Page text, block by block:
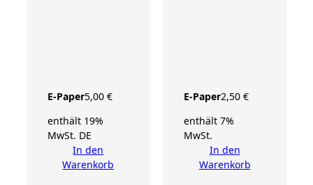
E-Paper5,00 €
enthält 19%
MwSt. DE
In den
Warenkorb
E-Paper2,50€
enthält 7%
MwSt.
In den
Warenkorb